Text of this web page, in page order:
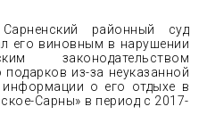
районный суд
его виновным в нарушении
законодательством
из-за неуказанной
о его отдыхе в
Сарны» в период с 2017-